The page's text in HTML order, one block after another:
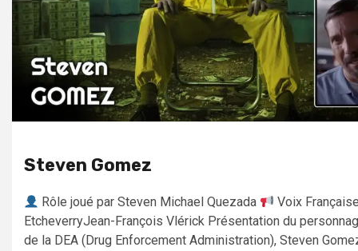
Steven Gomez
Rôle joué par Steven Michael Quezada
Voix
EtcheverryJean-François Vlérick Présentation du
de la DEA (Drug Enforcement Administration), Steven